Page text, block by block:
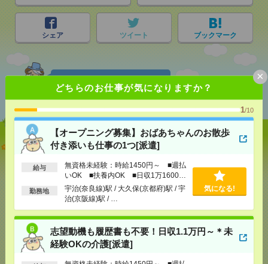
どちらのお仕事が気になりますか？
1/10
【オープニング募集】おばあちゃんのお散歩
付き添いも仕事の1つ[派遣]
給与
無資格未経験：時給1450円～ ■週払
いOK ■扶養内OK ■日収1万1600円
以上
勤務地
宇治(奈良線)駅 / 大久保(京都府)駅 / 宇
治(京阪線)駅 / …
気になる!
志望動機も履歴書も不要！日収1.1万円～＊未
経験OKの介護[派遣]
×
シェア ツイート ブックマーク
あなたの閲覧履歴からの
おすすめ
【オープニング募集】おばあちゃんのお散歩付き添
いも仕事の1つ[派遣]
無資格未経験：時給1450円～ ■週払い
OK ■扶養内OK ■日収1万1600円以上
交通費全額支給
[勤務地]宇治(奈良線)駅/大久保(京都府)駅/宇治(京
阪線)駅
気になる！
志望動機も履歴書も不要！日収1.1万円～＊未経験OK